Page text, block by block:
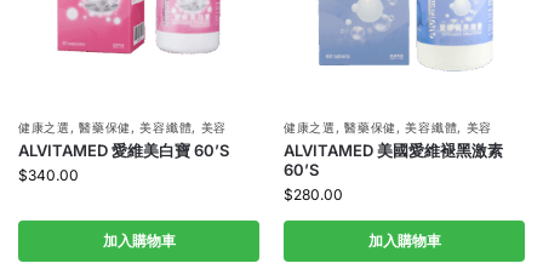
健康之選 ,醫藥保健,美容纖體, 美容
ALVITAMED 愛維美白寶 60’S
$340.00
加入購物車
健康之選 ,醫藥保健,美容纖體, 美容
ALVITAMED 美國愛維褪黑激素
60’S
$280.00
加入購物車